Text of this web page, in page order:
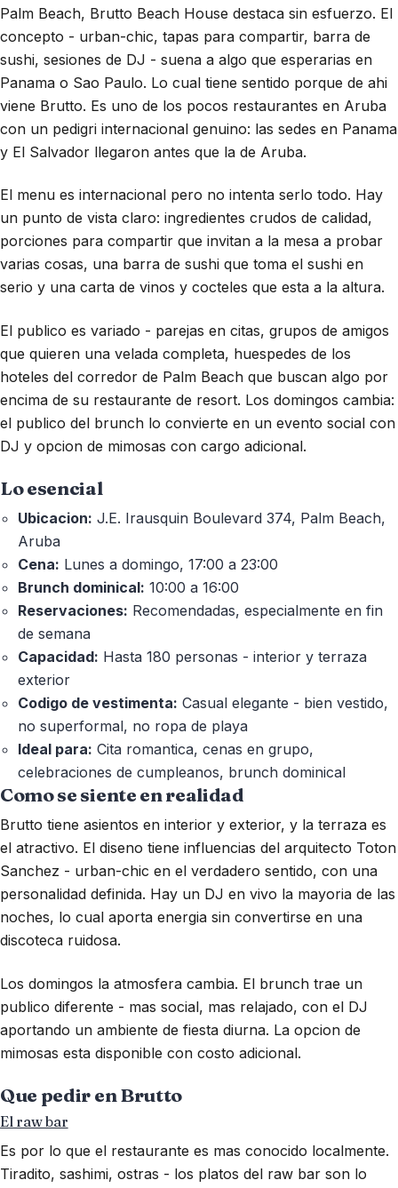
Palm Beach, Brutto Beach House destaca sin esfuerzo. El
concepto - urban-chic, tapas para compartir, barra de
sushi, sesiones de DJ - suena a algo que esperarias en
Panama o Sao Paulo. Lo cual tiene sentido porque de ahi
viene Brutto. Es uno de los pocos restaurantes en Aruba
con un pedigri internacional genuino: las sedes en Panama
y El Salvador llegaron antes que la de Aruba.
El menu es internacional pero no intenta serlo todo. Hay
un punto de vista claro: ingredientes crudos de calidad,
porciones para compartir que invitan a la mesa a probar
varias cosas, una barra de sushi que toma el sushi en
serio y una carta de vinos y cocteles que esta a la altura.
El publico es variado - parejas en citas, grupos de amigos
que quieren una velada completa, huespedes de los
hoteles del corredor de Palm Beach que buscan algo por
encima de su restaurante de resort. Los domingos cambia:
el publico del brunch lo convierte en un evento social con
DJ y opcion de mimosas con cargo adicional.
Lo esencial
Ubicacion: J.E. Irausquin Boulevard 374, Palm Beach,
Aruba
Cena: Lunes a domingo, 17:00 a 23:00
Brunch dominical: 10:00 a 16:00
Reservaciones: Recomendadas, especialmente en fin
de semana
Capacidad: Hasta 180 personas - interior y terraza
exterior
Codigo de vestimenta: Casual elegante - bien vestido,
no superformal, no ropa de playa
Ideal para: Cita romantica, cenas en grupo,
celebraciones de cumpleanos, brunch dominical
Como se siente en realidad
Brutto tiene asientos en interior y exterior, y la terraza es
el atractivo. El diseno tiene influencias del arquitecto Toton
Sanchez - urban-chic en el verdadero sentido, con una
personalidad definida. Hay un DJ en vivo la mayoria de las
noches, lo cual aporta energia sin convertirse en una
discoteca ruidosa.
Los domingos la atmosfera cambia. El brunch trae un
publico diferente - mas social, mas relajado, con el DJ
aportando un ambiente de fiesta diurna. La opcion de
mimosas esta disponible con costo adicional.
Que pedir en Brutto
El raw bar
Es por lo que el restaurante es mas conocido localmente.
Tiradito, sashimi, ostras - los platos del raw bar son lo